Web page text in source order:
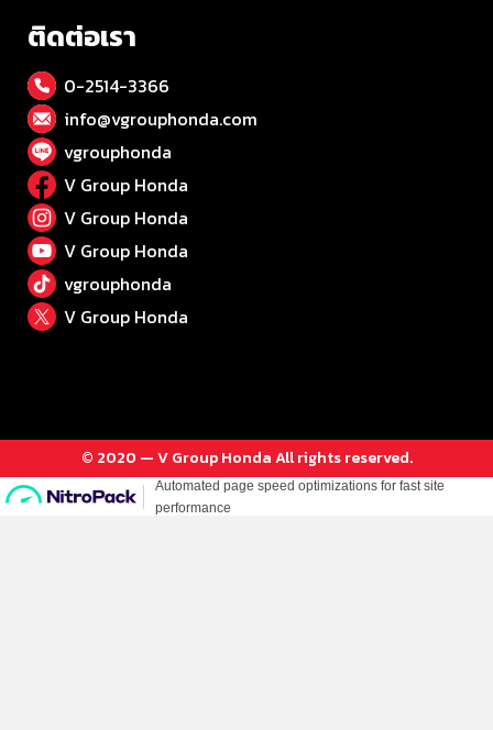
ติดต่อเรา
0-2514-3366
info@vgrouphonda.com
vgrouphonda
V Group Honda
V Group Honda
V Group Honda
vgrouphonda
V Group Honda
© 2020 — V Group Honda All rights reserved.